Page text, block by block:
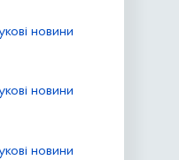
новини
новини
новини